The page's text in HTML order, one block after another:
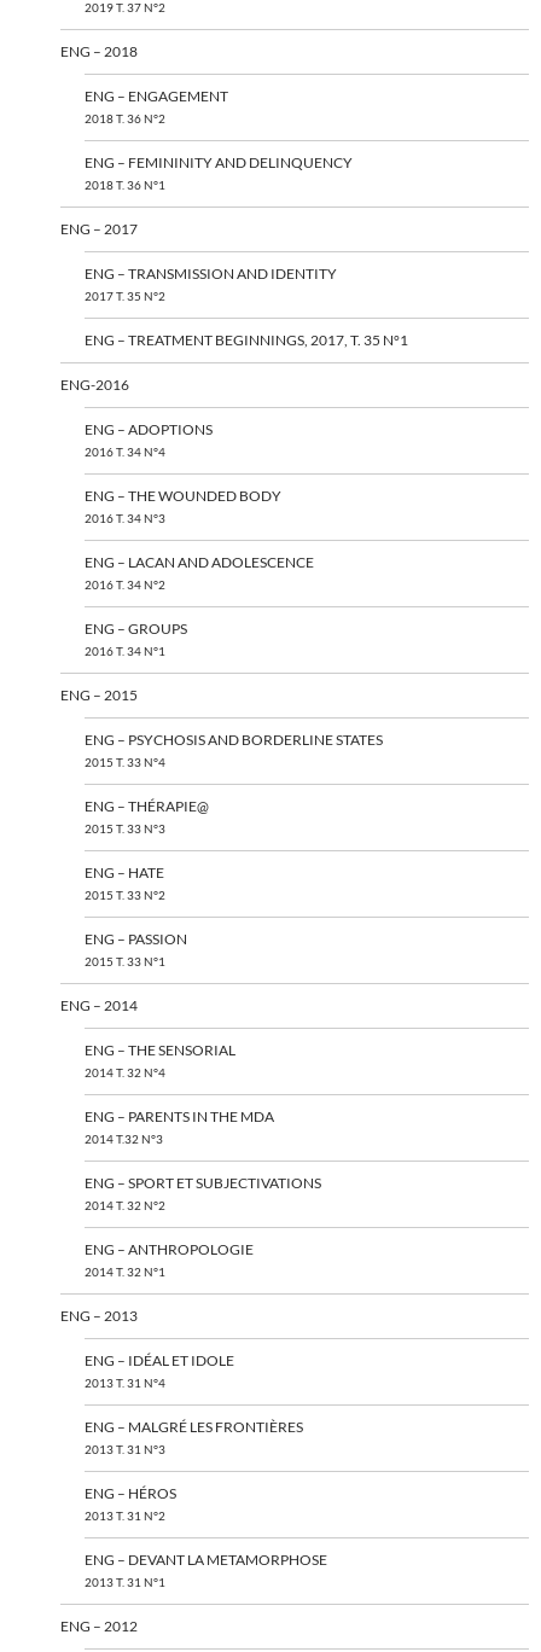
2019 T. 37 N°2
ENG – 2018
ENG – ENGAGEMENT
2018 T. 36 N°2
ENG – FEMININITY AND DELINQUENCY
2018 T. 36 N°1
ENG – 2017
ENG – TRANSMISSION AND IDENTITY
2017 T. 35 N°2
ENG – TREATMENT BEGINNINGS, 2017, T. 35 N°1
ENG-2016
ENG – ADOPTIONS
2016 T. 34 N°4
ENG – THE WOUNDED BODY
2016 T. 34 N°3
ENG – LACAN AND ADOLESCENCE
2016 T. 34 N°2
ENG – GROUPS
2016 T. 34 N°1
ENG – 2015
ENG – PSYCHOSIS AND BORDERLINE STATES
2015 T. 33 N°4
ENG – THÉRAPIE@
2015 T. 33 N°3
ENG – HATE
2015 T. 33 N°2
ENG – PASSION
2015 T. 33 N°1
ENG – 2014
ENG – THE SENSORIAL
2014 T. 32 N°4
ENG – PARENTS IN THE MDA
2014 T.32 N°3
ENG – SPORT ET SUBJECTIVATIONS
2014 T. 32 N°2
ENG – ANTHROPOLOGIE
2014 T. 32 N°1
ENG – 2013
ENG – IDÉAL ET IDOLE
2013 T. 31 N°4
ENG – MALGRÉ LES FRONTIÈRES
2013 T. 31 N°3
ENG – HÉROS
2013 T. 31 N°2
ENG – DEVANT LA METAMORPHOSE
2013 T. 31 N°1
ENG – 2012